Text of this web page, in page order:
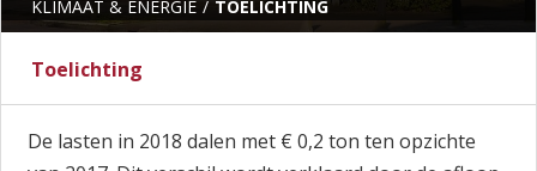
KLIMAAT & ENERGIE
TOELICHTING
Toelichting
De lasten in 2018 dalen met € 0,2 ton ten opzichte